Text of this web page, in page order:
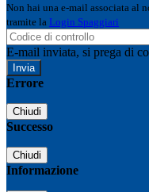
Non hai una e-mail associata al
tramite la Login Spaggiari
E-mail inviata, si prega di
Errore
Chiudi
Successo
Chiudi
Informazione